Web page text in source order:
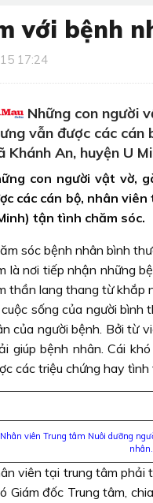
với bệnh
17:24
Những con người
vẫn được các
Khánh An, huyện U
con người vật vờ,
các cán bộ, nhân
tận tình chăm sóc.
sóc bệnh nhân bình
là nơi tiếp nhận những
thần lang thang từ khắp
sống của người bình
của người bệnh. Bởi từ
giúp bệnh nhân. Cái
các triệu chứng hay
Nhân viên Trung tâm Nuôi dưỡng
nhân.
viên tại trung tâm phải
Giám đốc Trung tâm,